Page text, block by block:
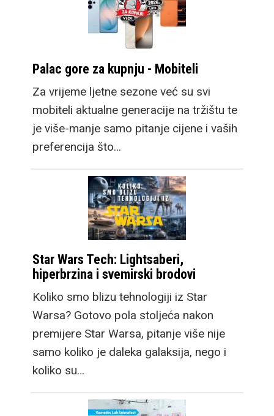
Palac gore za kupnju - Mobiteli
Za vrijeme ljetne sezone već su svi
mobiteli aktualne generacije na tržištu te
je više-manje samo pitanje cijene i vaših
preferencija što…
Star Wars Tech: Lightsaberi,
hiperbrzina i svemirski brodovi
Koliko smo blizu tehnologiji iz Star
Warsa? Gotovo pola stoljeća nakon
premijere Star Warsa, pitanje više nije
samo koliko je daleka galaksija, nego i
koliko su…